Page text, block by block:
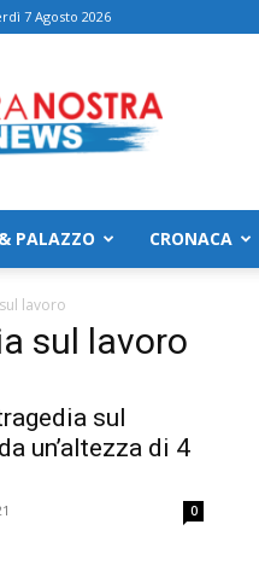
7 Agosto 2026
PALAZZO CRONACA
lavoro
sul lavoro
sul
un’altezza di 4
0